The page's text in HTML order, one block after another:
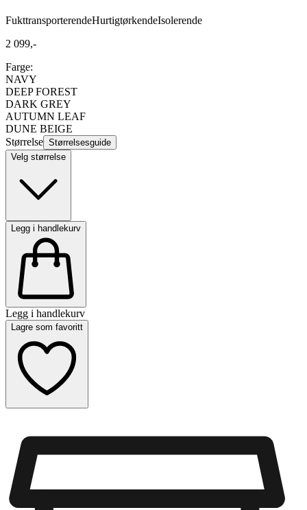
FukttransporterendeHurtigtørkendeIsolerende
2 099,-
Farge:
NAVY
DEEP FOREST
DARK GREY
AUTUMN LEAF
DUNE BEIGE
Størrelse Størrelsesguide
Velg størrelse
Legg i handlekurv
Legg i handlekurv
Lagre som favoritt